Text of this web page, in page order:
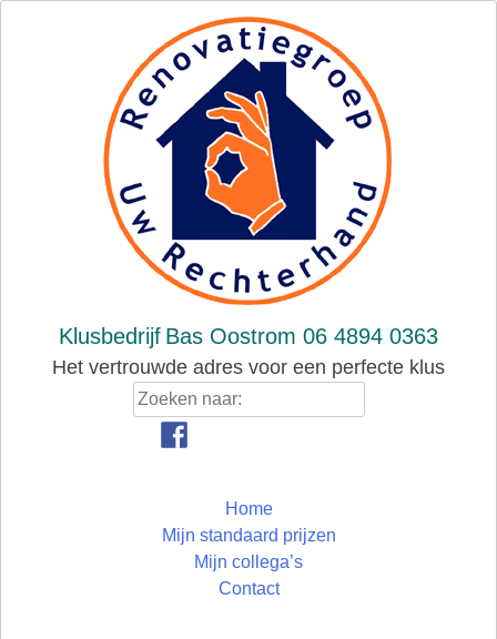
Klusbedrijf Bas Oostrom 06 4894 0363
Het vertrouwde adres voor een perfecte klus
Home
Mijn standaard prijzen
Mijn collega’s
Contact